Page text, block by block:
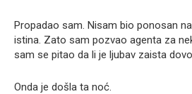
Propadao sam. Nisam bio ponosan
istina. Zato sam pozvao agenta za
sam se pitao da li je ljubav zaista
Onda je došla ta noć.